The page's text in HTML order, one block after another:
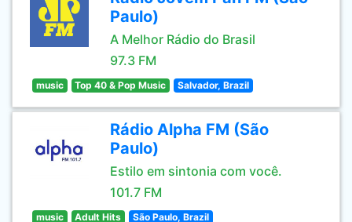
Paulo)
A Melhor Rádio do Brasil
97.3 FM
music Top 40 & Pop Music Salvador, Brazil
Rádio Alpha FM (São
Paulo)
Estilo em sintonia com você.
101.7 FM
music Adult Hits São Paulo, Brazil